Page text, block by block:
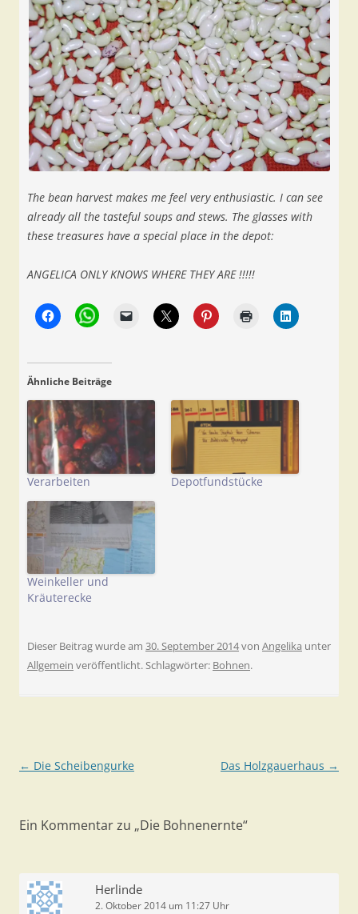
The bean harvest makes me feel very enthusiastic. I can see
already all the tasteful soups and stews. The glasses with
these treasures have a special place in the depot:
ANGELICA ONLY KNOWS WHERE THEY ARE !!!!!
Ähnliche Beiträge
Verarbeiten Depotfundstücke
Weinkeller und
Kräuterecke
Dieser Beitrag wurde am 30. September 2014von Angelika unter
Allgemein veröffentlicht. Schlagwörter: Bohnen.
Beitragsnavigation
← Die Scheibengurke Das Holzgauerhaus →
Ein Kommentar zu „Die Bohnenernte“
Herlinde
2. Oktober 2014 um 11:27 Uhr